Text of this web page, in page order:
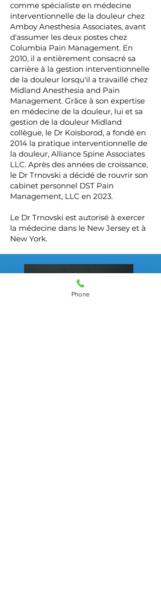
comme spécialiste en médecine
interventionnelle de la douleur chez
Amboy Anesthesia Associates, avant
d'assumer les deux postes chez
Columbia Pain Management. En
2010, il a entièrement consacré sa
carrière à la gestion interventionnelle
de la douleur lorsqu'il a travaillé chez
Midland Anesthesia and Pain
Management. Grâce à son expertise
en médecine de la douleur, lui et sa
gestion de la douleur Midland
collègue, le Dr Koisborod, a fondé en
2014 la pratique interventionnelle de
la douleur, Alliance Spine Associates
LLC. Après des années de croissance,
le Dr Trnovski a décidé de rouvrir son
cabinet personnel DST Pain
Management, LLC en 2023.
Le Dr Trnovski est autorisé à exercer
la médecine dans le New Jersey et à
New York.
Phone